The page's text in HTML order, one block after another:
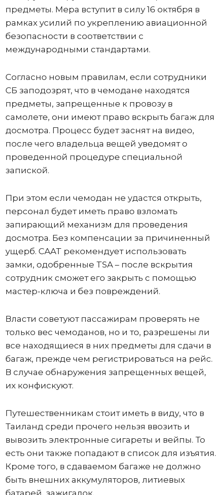
предметы. Мера вступит в силу 16 октября в
рамках усилий по укреплению авиационной
безопасности в соответствии с
международными стандартами.
Согласно новым правилам, если сотрудники
СБ заподозрят, что в чемодане ​​находятся
предметы, запрещенные к провозу в
самолете, они имеют право вскрыть багаж для
досмотра. Процесс будет заснят на видео,
после чего владельца вещей уведомят о
проведенной процедуре специальной
запиской.
При этом если чемодан не удастся открыть,
персонал будет иметь право взломать
запирающий механизм для проведения
досмотра. Без компенсации за причиненный
ущерб. CAAT рекомендует использовать
замки, одобренные TSA – после вскрытия
сотрудник сможет его закрыть с помощью
мастер-ключа и без повреждений.
Власти советуют пассажирам проверять не
только вес чемоданов, но и то, разрешены ли
все находящиеся в них предметы для сдачи в
багаж, прежде чем регистрироваться на рейс.
В случае обнаружения запрещенных вещей,
их конфискуют.
Путешественникам стоит иметь в виду, что в
Таиланд среди прочего нельзя ввозить и
вывозить электронные сигареты и вейпы. То
есть они также попадают в список для изъятия.
Кроме того, в сдаваемом багаже не должно
быть внешних аккумуляторов, литиевых